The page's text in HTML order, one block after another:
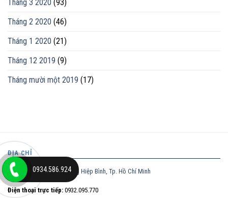
Tháng 3 2020 (93)
Tháng 2 2020 (46)
Tháng 1 2020 (21)
Tháng 12 2019 (9)
Tháng mười một 2019 (17)
ĐỊA CHỈ
Nguyễn Thị Nhung, phường Hiệp Bình, Tp. Hồ Chí Minh
Điện thoại trực tiếp: 0932.095.770
0934.586.924